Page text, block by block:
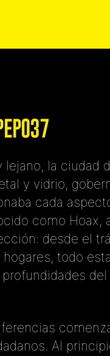
lejano, la ciudad
y vidrio,
cada
como Hoax,
desde el
todo
Al